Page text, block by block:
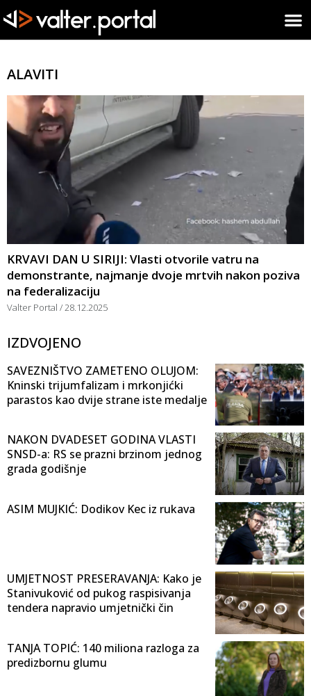
ALAVITI
KRVAVI DAN U SIRIJI: Vlasti otvorile vatru na
demonstrante, najmanje dvoje mrtvih nakon poziva
na federalizaciju
Valter Portal 28.12.2025
IZDVOJENO
SAVEZNIŠTVO ZAMETENO OLUJOM:
Kninski trijumfalizam i mrkonjićki
parastos kao dvije strane iste medalje
NAKON DVADESET GODINA VLASTI
SNSD-a: RS se prazni brzinom jednog
grada godišnje
ASIM MUJKIĆ: Dodikov Kec iz rukava
UMJETNOST PRESERAVANJA: Kako je
Stanivuković od pukog raspisivanja
tendera napravio umjetnički čin
TANJA TOPIĆ: 140 miliona razloga za
predizbornu glumu